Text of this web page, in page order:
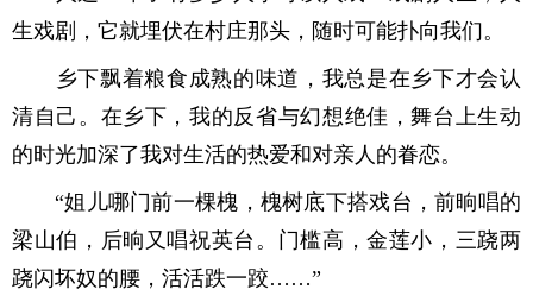
生戏剧，它就埋伏在村庄那头，随时可能扑向我们。
乡下飘着粮食成熟的味道，我总是在乡下才会认
清自己。在乡下，我的反省与幻想绝佳，舞台上生动
的时光加深了我对生活的热爱和对亲人的眷恋。
“姐儿哪门前一棵槐，槐树底下搭戏台，前晌唱的
梁山伯，后晌又唱祝英台。门槛高，金莲小，三跷两
跷闪坏奴的腰，活活跌一跤……”